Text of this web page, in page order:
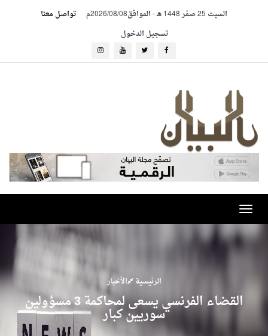
السبت 25 صفر 1448 هـ -الموافق2026/08/08م
تواصل معنا
تسجيل الدخول
Toggle
navigation
الرئيسية الأخبار
القضاء الفرنسي يسعى لمحاكمة 3 مسؤولين
سوريين كبار